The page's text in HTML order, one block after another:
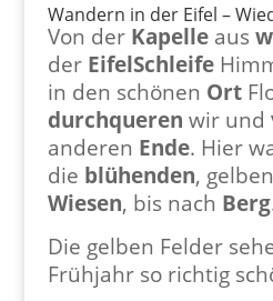
Wandern in der Eifel –
Von der Kapelleaus
der EifelSchleife
in den schönen Ort
durchqueren wir und
anderen Ende. Hier
die blühenden, gelben
Wiesen, bis nach Berg
Die gelben Felder
Frühjahr so richtig